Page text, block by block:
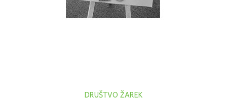
DRUŠTVO ŽAREK